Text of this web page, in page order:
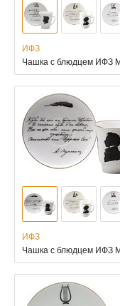
ИФЗ
Чашка с блюдцем ИФЗ
ИФЗ
Чашка с блюдцем ИФЗ